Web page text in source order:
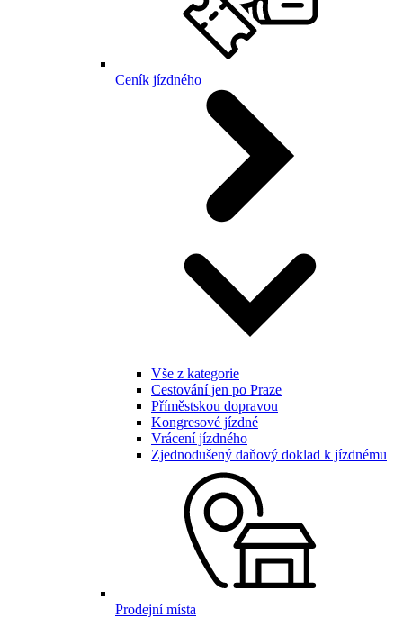
Ceník jízdného
Vše z kategorie
Cestování jen po Praze
Příměstskou dopravou
Kongresové jízdné
Vrácení jízdného
Zjednodušený daňový doklad k jízdnému
Prodejní místa